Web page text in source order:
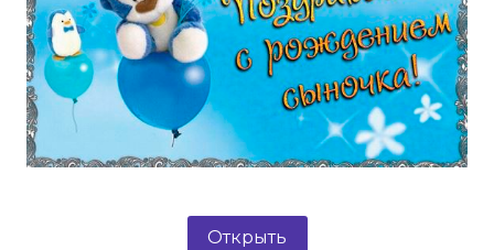
Открыть